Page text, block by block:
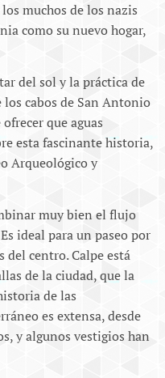
muchos de los nazis
como su nuevo hogar,
del sol y la práctica de
cabos de San Antonio
que aguas
esta fascinante historia,
Arqueológico y
muy bien el flujo
ideal para un paseo por
del centro. Calpe está
de la ciudad, que la
de las
es extensa, desde
y algunos vestigios han